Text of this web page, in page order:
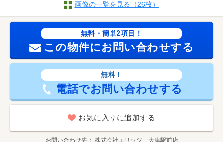
画像の一覧を見る（26枚）
無料・簡単2項目！
この物件にお問い合わせする
無料！
電話でお問い合わせする
お気に入りに追加する
お問い合わせ先 株式会社エリッツ 大津駅前店